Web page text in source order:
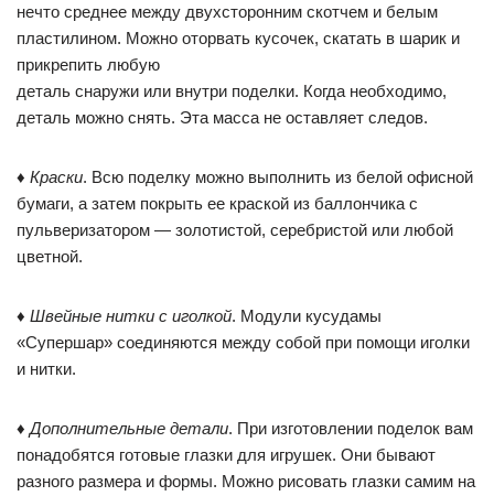
нечто среднее между двухсторонним скотчем и белым
пластилином. Можно оторвать кусочек, скатать в шарик и
прикрепить любую
деталь снаружи или внутри поделки. Когда необходимо,
деталь можно снять. Эта масса не оставляет следов.
♦ Краски. Всю поделку можно выполнить из белой офисной
бумаги, а затем покрыть ее краской из баллончика с
пульверизатором — золотистой, серебристой или любой
цветной.
♦ Швейные нитки с иголкой. Модули кусудамы
«Супершар» соединяются между собой при помощи иголки
и нитки.
♦ Дополнительные детали. При изготовлении поделок вам
понадобятся готовые глазки для игрушек. Они бывают
разного размера и формы. Можно рисовать глазки самим на